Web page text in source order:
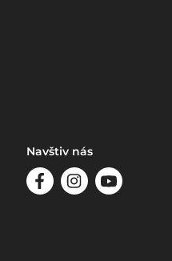
Navštiv nás